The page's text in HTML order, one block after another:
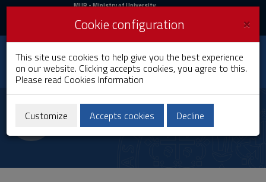
Skip
Content
to
Go
MIUR
Login
MUR- Ministry of University
Login UniCA News
Toggle
navigation
University of
Cagliari
Laura Dazzi
×
Cookie configuration
This site use cookies to help give you the best experience
on our website. Clicking accepts cookies, you agree to this.
Please read Cookies Information
Customize Accepts cookies Decline